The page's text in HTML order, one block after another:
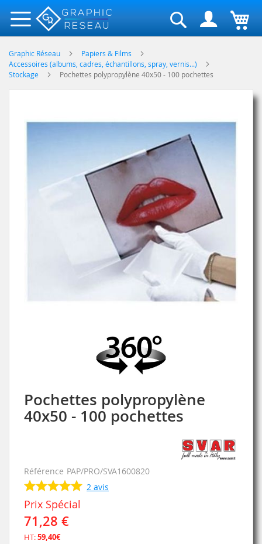
Rechercher
Graphic Réseau
Papiers & Films
Accessoires (albums, cadres, échantillons, spray, vernis...)
Stockage
Pochettes polypropylène 40x50 - 100 pochettes
Pochettes polypropylène
40x50 - 100 pochettes
Référence PAP/PRO/SVA1600820
2 avis
Prix Spécial
71,28 €
HT:59,40€
to
images
gallery